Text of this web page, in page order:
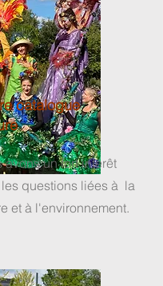
catalogue
avons un fort intérêt
questions liées à la
et à l'environnement.